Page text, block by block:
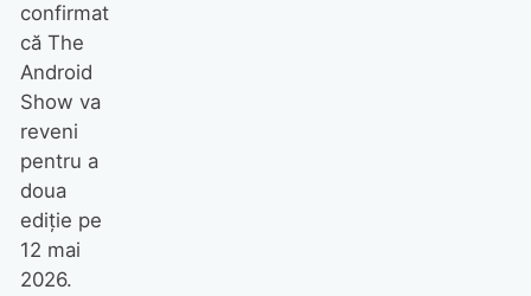
confirmat
că The
Android
Show va
reveni
pentru a
doua
ediție pe
12 mai
2026.